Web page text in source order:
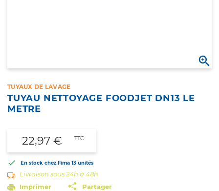

TUYAUX DE LAVAGE
TUYAU NETTOYAGE FOODJET DN13 LE
METRE
22,97 € TTC
 En stock chez Fima 13 unités
Livraison sous 24h à 48h
Imprimer
Partager